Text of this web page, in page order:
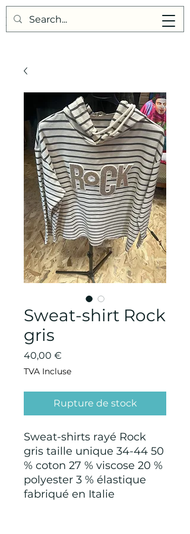
Points de Suture
Sweat-shirt Rock
gris
40,00 €
TVA Incluse
Rupture de stock
Sweat-shirts rayé Rock
gris taille unique 34-44 50
% coton 27 % viscose 20 %
polyester 3 % élastique
fabriqué en Italie